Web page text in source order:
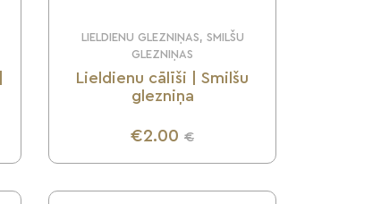
LIELDIENU GLEZNIŅAS, SMILŠU
GLEZNIŅAS
Lieldienu cālīši | Smilšu
glezniņa
€2.00 €
UZZINI VAIRĀK